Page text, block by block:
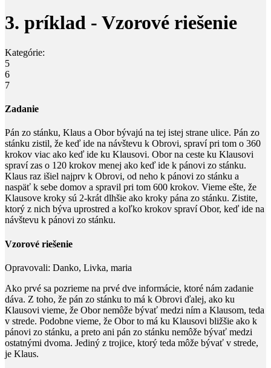
3. príklad - Vzorové riešenie
Kategórie:
5
6
7
Zadanie
Pán zo stánku, Klaus a Obor bývajú na tej istej strane ulice. Pán zo
stánku zistil, že keď ide na návštevu k Obrovi, spraví pri tom o 360
krokov viac ako keď ide ku Klausovi. Obor na ceste ku Klausovi
spraví zas o 120 krokov menej ako keď ide k pánovi zo stánku.
Klaus raz išiel najprv k Obrovi, od neho k pánovi zo stánku a
naspäť k sebe domov a spravil pri tom 600 krokov. Vieme ešte, že
Klausove kroky sú 2-krát dlhšie ako kroky pána zo stánku. Zistite,
ktorý z nich býva uprostred a koľko krokov spraví Obor, keď ide na
návštevu k pánovi zo stánku.
Vzorové riešenie
Opravovali: Danko, Livka, maria
Ako prvé sa pozrieme na prvé dve informácie, ktoré nám zadanie
dáva. Z toho, že pán zo stánku to má k Obrovi ďalej, ako ku
Klausovi vieme, že Obor nemôže bývať medzi ním a Klausom, teda
v strede. Podobne vieme, že Obor to má ku Klausovi bližšie ako k
pánovi zo stánku, a preto ani pán zo stánku nemôže bývať medzi
ostatnými dvoma. Jediný z trojice, ktorý teda môže bývať v strede,
je Klaus.